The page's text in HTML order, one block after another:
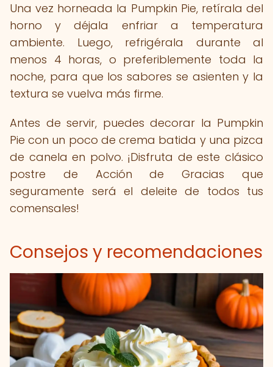
Una vez horneada la Pumpkin Pie, retírala del
horno y déjala enfriar a temperatura
ambiente. Luego, refrigérala durante al
menos 4 horas, o preferiblemente toda la
noche, para que los sabores se asienten y la
textura se vuelva más firme.
Antes de servir, puedes decorar la Pumpkin
Pie con un poco de crema batida y una pizca
de canela en polvo. ¡Disfruta de este clásico
postre de Acción de Gracias que
seguramente será el deleite de todos tus
comensales!
Consejos y recomendaciones